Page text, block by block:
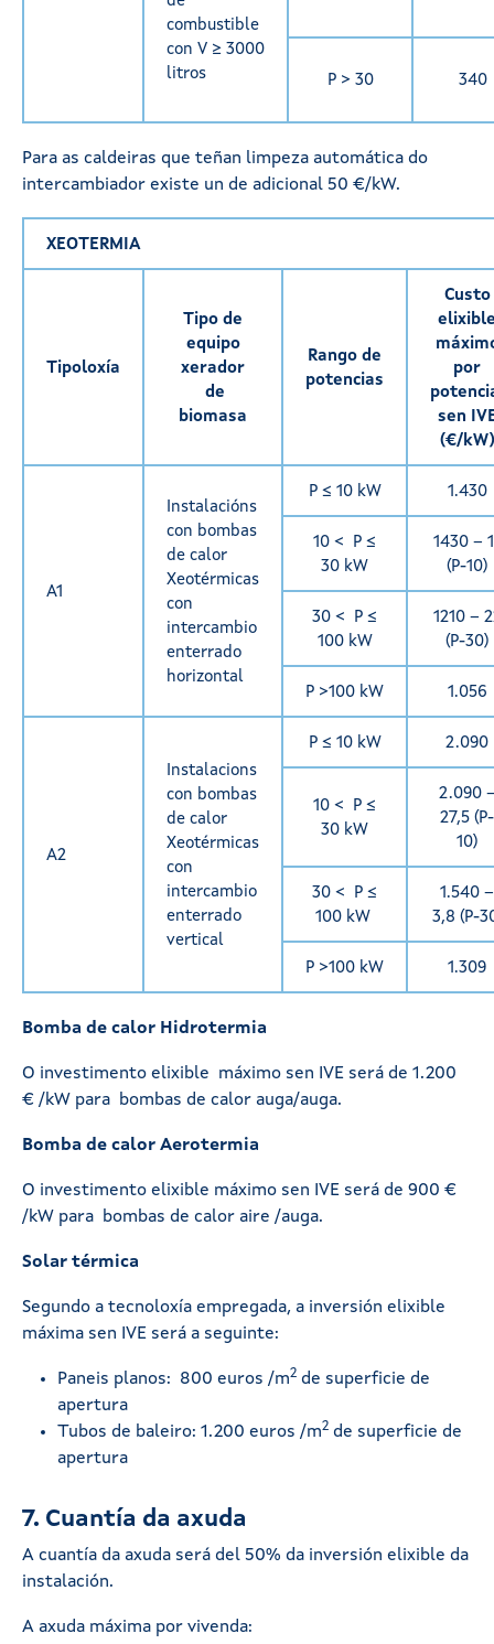
combustible
con V ≥ 3000
litros
P > 30 340
Para as caldeiras que teñan limpeza automática do
intercambiador existe un de adicional 50 €/kW.
XEOTERMIA
Tipoloxía
Tipo de
equipo
xerador
de
biomasa
Rango de
potencias
Custo
por
sen
(€/kW)
A1
Instalacións
con bombas
de calor
Xeotérmicas
con
intercambio
enterrado
horizontal
P ≤ 10 kW 1.430
10 < P ≤
30 kW
1430 –
(P-10)
30 < P ≤
100 kW
1210 –
(P-30)
P >100 kW 1.056
A2
Instalacions
con bombas
de calor
Xeotérmicas
con
intercambio
enterrado
vertical
P ≤ 10 kW 2.090
10 < P ≤
30 kW
2.090
27,5 (P-
10)
30 < P ≤
100 kW
1.540 –
3,8 (P-
P >100 kW 1.309
Bomba de calor Hidrotermia
O investimento elixible máximo sen IVE será de 1.200
€ /kW para bombas de calor auga/auga.
Bomba de calor Aerotermia
O investimento elixible máximo sen IVE será de 900 €
/kW para bombas de calor aire /auga.
Solar térmica
Segundo a tecnoloxía empregada, a inversión elixible
máxima sen IVE será a seguinte:
Paneis planos: 800 euros /m2 de superficie de
apertura
Tubos de baleiro: 1.200 euros /m2 de superficie de
apertura
7. Cuantía da axuda
A cuantía da axuda será del 50% da inversión elixible da
instalación.
A axuda máxima por vivenda: